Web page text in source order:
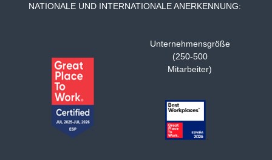
NATIONALE UND INTERNATIONALE ANERKENNUNG:
Unternehmensgröße
(250-500
Mitarbeiter)